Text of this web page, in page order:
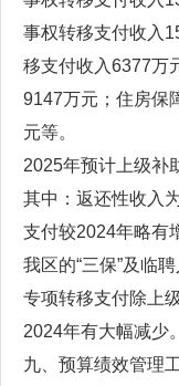
事权转移支付收入
移支付收入6377万
9147万元；住房保
元等。
2025年预计上级补
其中：返还性收入
支付较2024年略有
我区的“三保”及临
专项转移支付除上
2024年有大幅减少。
九、预算绩效管理